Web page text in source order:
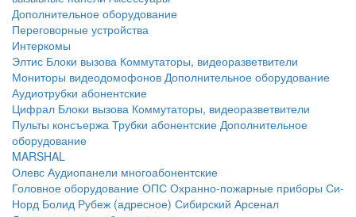
Дополнительное оборудование
Переговорные устройства
Интеркомы
Элтис Блоки вызова Коммутаторы, видеоразветвители
Мониторы видеодомофонов Дополнительное оборудование
Аудиотрубки абонентские
Цифрал Блоки вызова Коммутаторы, видеоразветвители
Пульты консъержа Трубки абонентские Дополнительное
оборудование
MARSHAL
Олевс Аудиопанели многоабонентские
Головное оборудование ОПС Охранно-пожарные приборы Си-
Норд Болид Рубеж (адресное) Сибирский Арсенал